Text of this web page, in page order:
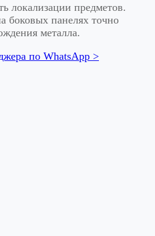
локализации предметов.
боковых панелях точно
металла.
по WhatsApp >